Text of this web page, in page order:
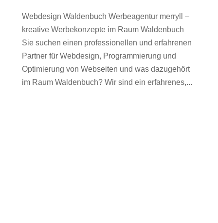
Webdesign Waldenbuch Werbeagentur merryll –
kreative Werbekonzepte im Raum Waldenbuch
Sie suchen einen professionellen und erfahrenen
Partner für Webdesign, Programmierung und
Optimierung von Webseiten und was dazugehört
im Raum Waldenbuch? Wir sind ein erfahrenes,...